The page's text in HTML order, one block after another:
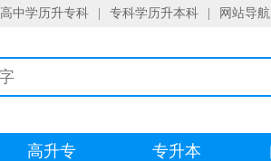
高中学历升专科 专科学历升本科 网站导航
高升专 专升本